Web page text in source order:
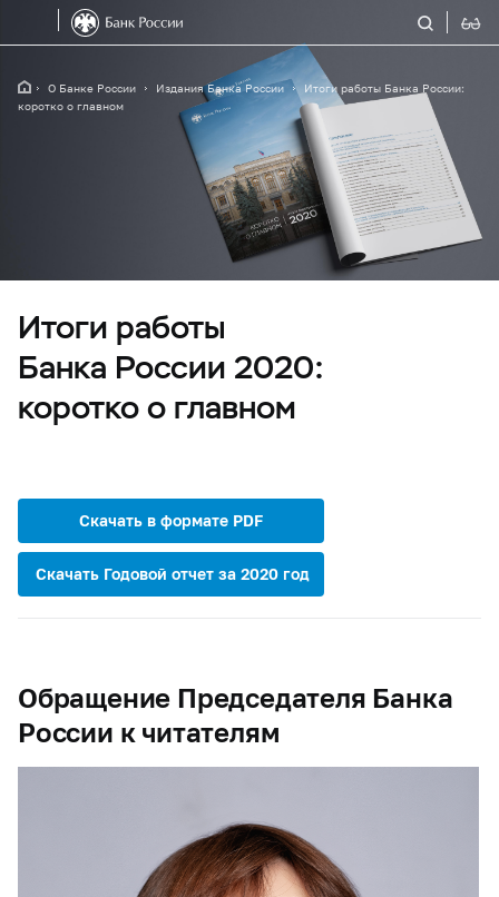
О Банке России Издания Банка России
Итоги работы Банка России:
коротко о главном
Итоги работы
Банка России 2020:
коротко о главном
Скачать в формате PDF
Скачать Годовой отчет за 2020 год
Обращение Председателя Банка
России к читателям